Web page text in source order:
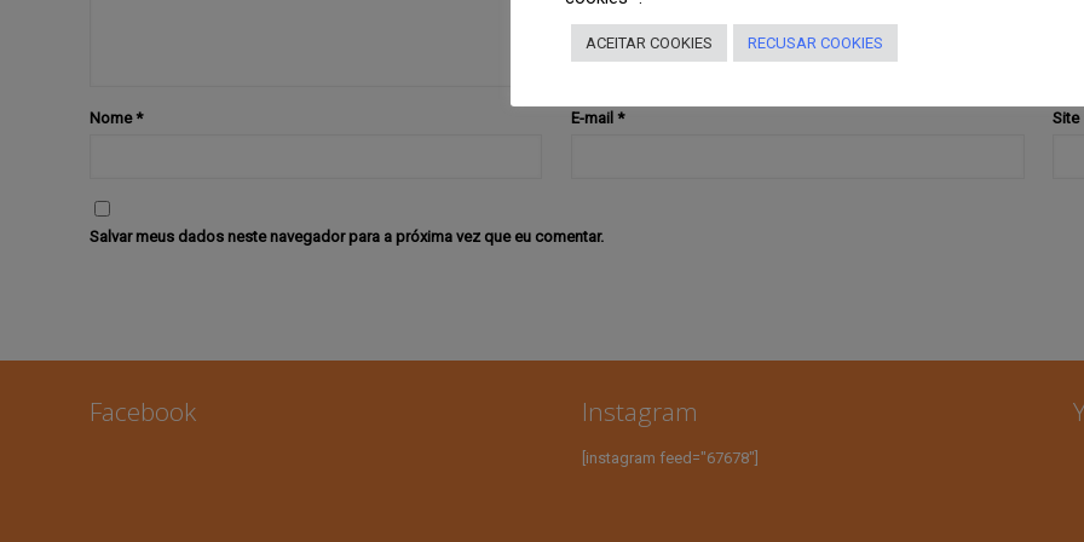
Nome * E-mail * Site
Salvar meus dados neste navegador para a próxima vez que eu comentar.
Facebook Instagram
[instagram feed="67678"]
ACEITAR COOKIES RECUSAR COOKIES